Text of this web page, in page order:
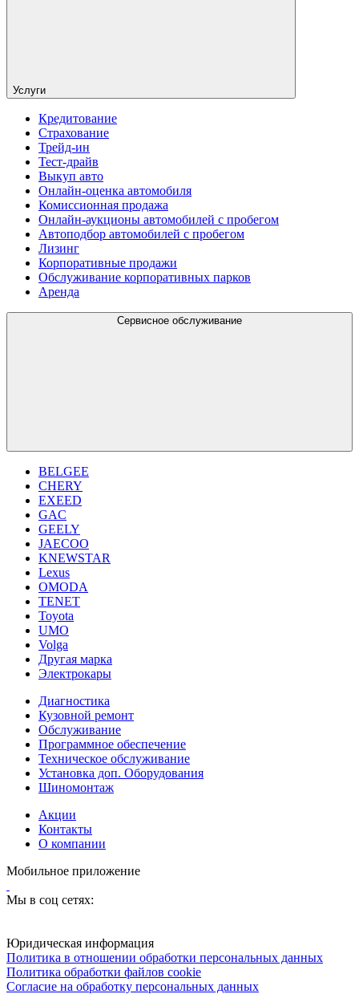
Услуги
Кредитование
Страхование
Трейд-ин
Тест-драйв
Выкуп авто
Онлайн-оценка автомобиля
Комиссионная продажа
Онлайн-аукционы автомобилей с пробегом
Автоподбор автомобилей с пробегом
Лизинг
Корпоративные продажи
Обслуживание корпоративных парков
Аренда
Сервисное обслуживание
BELGEE
CHERY
EXEED
GAC
GEELY
JAECOO
KNEWSTAR
Lexus
OMODA
TENET
Toyota
UMO
Volga
Другая марка
Электрокары
Диагностика
Кузовной ремонт
Обслуживание
Программное обеспечение
Техническое обслуживание
Установка доп. Оборудования
Шиномонтаж
Акции
Контакты
О компании
Мобильное приложение
Мы в соц сетях:
Юридическая информация
Политика в отношении обработки персональных данных
Политика обработки файлов cookie
Согласие на обработку персональных данных